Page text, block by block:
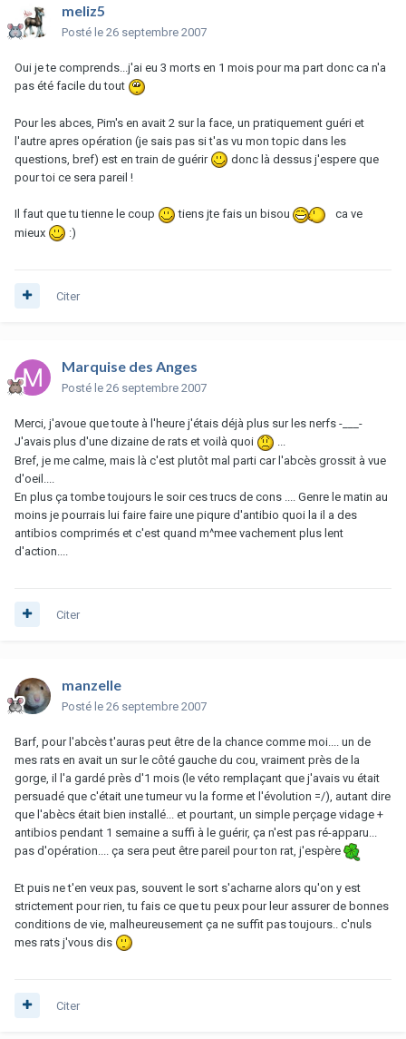
meliz5
Posté le 26 septembre 2007
Oui je te comprends...j'ai eu 3 morts en 1 mois pour ma part donc ca n'a
pas été facile du tout
Pour les abces, Pim's en avait 2 sur la face, un pratiquement guéri et
l'autre apres opération (je sais pas si t'as vu mon topic dans les
questions, bref) est en train de guérir
donc là dessus j'espere que
pour toi ce sera pareil !
Il faut que tu tienne le coup tiens jte fais un bisou
ca ve
mieux
:)
Citer
Marquise des Anges
Posté le 26 septembre 2007
Merci, j'avoue que toute à l'heure j'étais déjà plus sur les nerfs -___-
J'avais plus d'une dizaine de rats et voilà quoi
Bref, je me calme, mais là c'est plutôt mal parti car l'abcès grossit à vue
d'oeil....
En plus ça tombe toujours le soir ces trucs de cons .... Genre le matin au
moins je pourrais lui faire faire une piqure d'antibio quoi la il a des
antibios comprimés et c'est quand m^mee vachement plus lent
d'action....
Citer
manzelle
Posté le 26 septembre 2007
Barf, pour l'abcès t'auras peut être de la chance comme moi.... un de
mes rats en avait un sur le côté gauche du cou, vraiment près de la
gorge, il l'a gardé près d'1 mois (le véto remplaçant que j'avais vu était
persuadé que c'était une tumeur vu la forme et l'évolution =/), autant dire
que l'abècs était bien installé... et pourtant, un simple perçage vidage +
antibios pendant 1 semaine a suffi à le guérir, ça n'est pas ré-apparu...
pas d'opération.... ça sera peut être pareil pour ton rat, j'espère
Et puis ne t'en veux pas, souvent le sort s'acharne alors qu'on y est
strictement pour rien, tu fais ce que tu peux pour leur assurer de bonnes
conditions de vie, malheureusement ça ne suffit pas toujours.. c'nuls
mes rats j'vous dis
Citer